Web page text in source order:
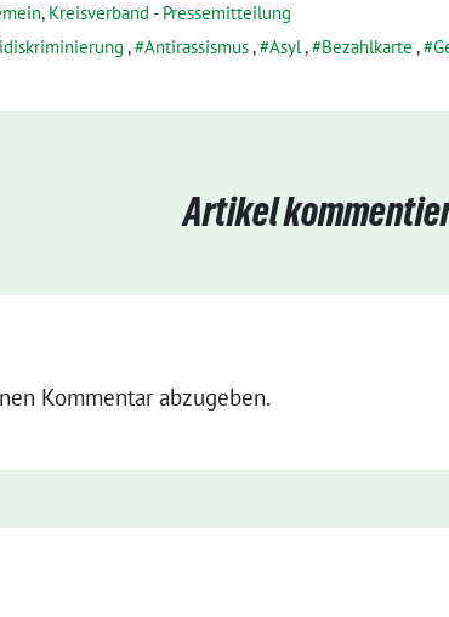
, Kreisverband - Pressemitteilung
, Antirassismus, Asyl, Bezahlkarte ,
Artikel
Kommentar abzugeben.